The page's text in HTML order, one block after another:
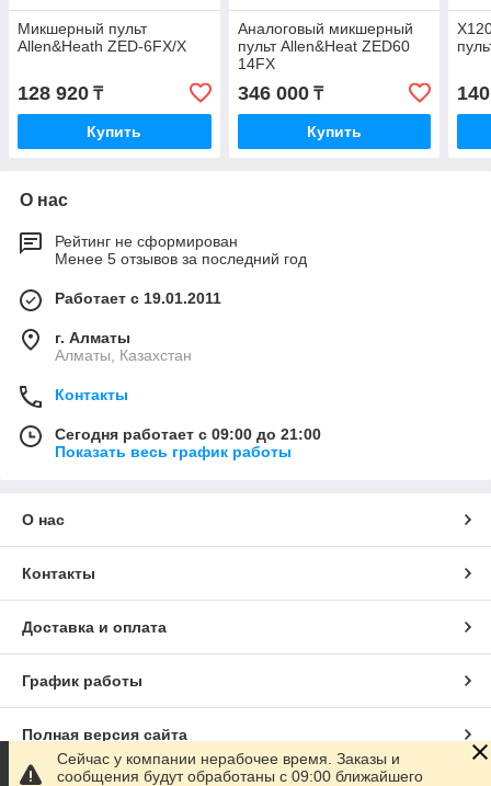
Микшерный пульт
Allen&Heath ZED-6FX/X
128 920 ₸
Купить
Аналоговый микшерный
пульт Allen&Heat ZED60
14FX
346 000₸
Купить
О нас
Рейтинг не сформирован
Менее 5 отзывов за последний год
Работает с 19.01.2011
г. Алматы
Алматы, Казахстан
Контакты
Сегодня работает с 09:00 до 21:00
Показать весь график работы
О нас
Контакты
Доставка и оплата
График работы
Полная версия сайта
Сейчас у компании нерабочее время. Заказы и
сообщения будут обработаны с 09:00 ближайшего